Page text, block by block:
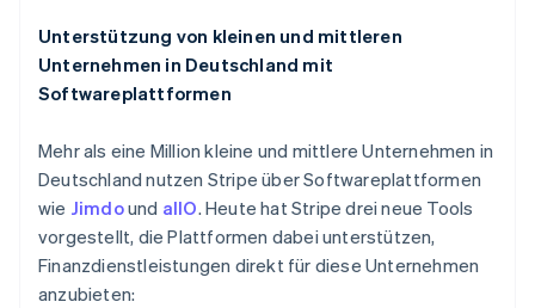
Unterstützung von kleinen und mittleren
Unternehmen in Deutschland mit
Softwareplattformen
Mehr als eine Million kleine und mittlere Unternehmen in
Deutschland nutzen Stripe über Softwareplattformen
wie Jimdound allO. Heute hat Stripe drei neue Tools
vorgestellt, die Plattformen dabei unterstützen,
Finanzdienstleistungen direkt für diese Unternehmen
anzubieten:
Luxemburg
FrançaisDeutsch English
Malaysia
English简体中文
English
Mexiko
Español English
Neuseeland
English
Niederlande
Nederlands